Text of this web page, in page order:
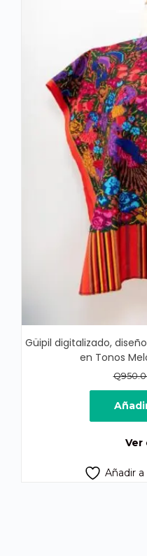
Güipil digitalizado,
en Tonos
Q
Ver
Añadir